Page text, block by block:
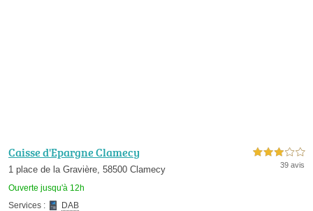
Caisse d'Epargne Clamecy
1 place de la Gravière, 58500 Clamecy
Ouverte jusqu'à 12h
3,0 étoiles sur 5
39 avis
Services : DAB